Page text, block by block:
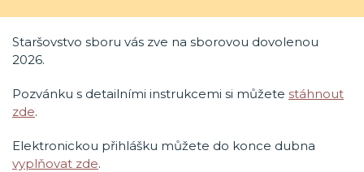
Staršovstvo sboru vás zve na sborovou dovolenou
2026.
Pozvánku s detailními instrukcemi si můžete stáhnout
zde.
Elektronickou přihlášku můžete do konce dubna
vyplňovat zde.